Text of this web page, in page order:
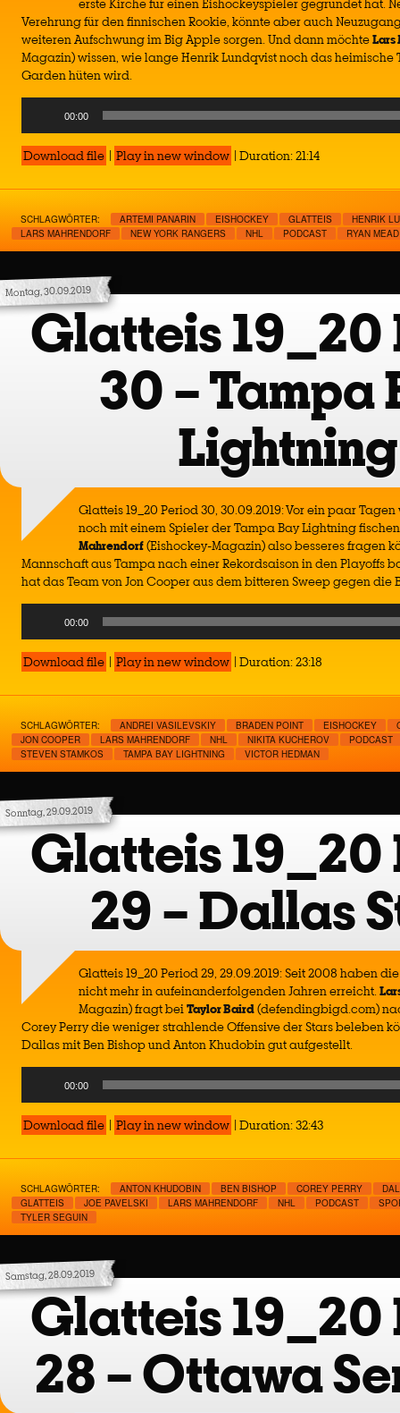
erste Kirche für einen Eishockeyspieler gegründet hat.
Verehrung für den finnischen Rookie, könnte aber auch
weiteren Aufschwung im Big Apple sorgen. Und dann möchteLars
Magazin) wissen, wie lange Henrik Lundqvist noch das heimische
Garden hüten wird.
00:00
Download file | Play in new window | Duration: 21:14
SCHLAGWÖRTER: ARTEMI PANARIN EISHOCKEY GLATTEIS
HENRIK
LARS MAHRENDORF
NEW YORK RANGERS NHL PODCAST RYAN MEAD
Montag, 30.09.2019
Glatteis 19_20
30 – Tampa
Lightning
Glatteis 19_20 Period 30, 30.09.2019: Vor ein paar
noch mit einem Spieler der Tampa Bay Lightning
Mahrendorf(Eishockey-Magazin) also besseres fragen
Mannschaft aus Tampa nach einer Rekordsaison in den Playoffs
hat das Team von Jon Cooper aus dem bitteren Sweep gegen die
00:00
Download file | Play in new window | Duration: 23:18
SCHLAGWÖRTER: ANDREI VASILEVSKIY BRADEN POINT EISHOCKEY
JON COOPER
LARS MAHRENDORF NHL NIKITA KUCHEROV
PODCAST
STEVEN STAMKOS
TAMPA BAY LIGHTNING VICTOR HEDMAN
Sonntag, 29.09.2019
Glatteis 19_20
29 – Dallas
Glatteis 19_20 Period 29, 29.09.2019: Seit 2008 haben
nicht mehr in aufeinanderfolgenden Jahren erreicht.
Magazin) fragt beiTaylor Baird(defendingbigd.com)
Corey Perry die weniger strahlende Offensive der Stars beleben
Dallas mit Ben Bishop und Anton Khudobin gut aufgestellt.
00:00
Download file | Play in new window | Duration: 32:43
SCHLAGWÖRTER: ANTON KHUDOBIN BEN BISHOP COREY PERRY
GLATTEIS
JOE PAVELSKI LARS MAHRENDORF NHL PODCAST
TYLER SEGUIN
Samstag, 28.09.2019
Glatteis 19_20
28 – Ottawa